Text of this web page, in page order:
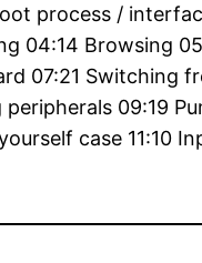
process /
04:14 Browsing
07:21 Switching
09:19
case 11:10